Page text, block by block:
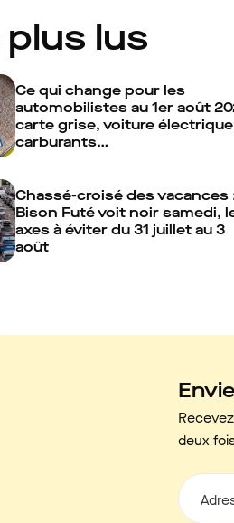
plus lus
Ce qui change pour les
automobilistes au 1er août
carte grise, voiture
carburants…
Chassé-croisé des vacances
Bison Futé voit noir samedi,
axes à éviter du 31 juillet au 3
août
deux